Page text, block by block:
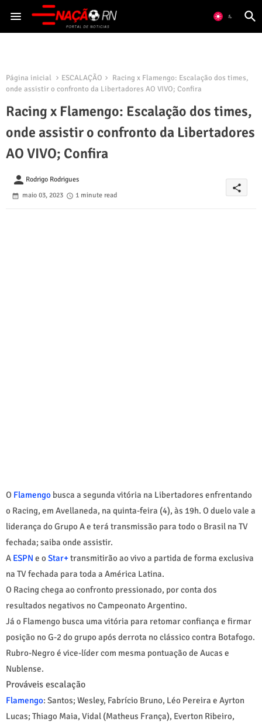
Página inicial ESCALAÇÃO
Racing x Flamengo: Escalação dos times,
onde assistir o confronto da Libertadores AO VIVO; Confira
Racing x Flamengo: Escalação dos times,
onde assistir o confronto da Libertadores
AO VIVO; Confira
person Rodrigo Rodrigues
maio 03, 2023
1 minute read
share
O Flamengo busca a segunda vitória na Libertadores enfrentando
o Racing, em Avellaneda, na quinta-feira (4), às 19h. O duelo vale a
liderança do Grupo A e terá transmissão para todo o Brasil na TV
fechada; saiba onde assistir.
A ESPN e o Star+transmitirão ao vivo a partida de forma exclusiva
na TV fechada para toda a América Latina.
O Racing chega ao confronto pressionado, por conta dos
resultados negativos no Campeonato Argentino.
Já o Flamengo busca uma vitória para retomar confiança e firmar
posição no G-2 do grupo após derrota no clássico contra Botafogo.
Rubro-Negro é vice-líder com mesma pontuação de Aucas e
Nublense.
Prováveis escalação
Flamengo: Santos; Wesley, Fabrício Bruno, Léo Pereira e Ayrton
Lucas; Thiago Maia, Vidal (Matheus França), Everton Ribeiro,